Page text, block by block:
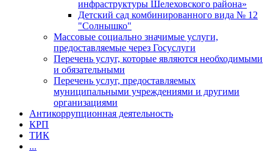
инфраструктуры Шелеховского района»
Детский сад комбинированного вида № 12
"Солнышко"
Массовые социально значимые услуги,
предоставляемые через Госуслуги
Перечень услуг, которые являются необходимыми
и обязательными
Перечень услуг, предоставляемых
муниципальными учреждениями и другими
организациями
Антикоррупционная деятельность
КРП
ТИК
...